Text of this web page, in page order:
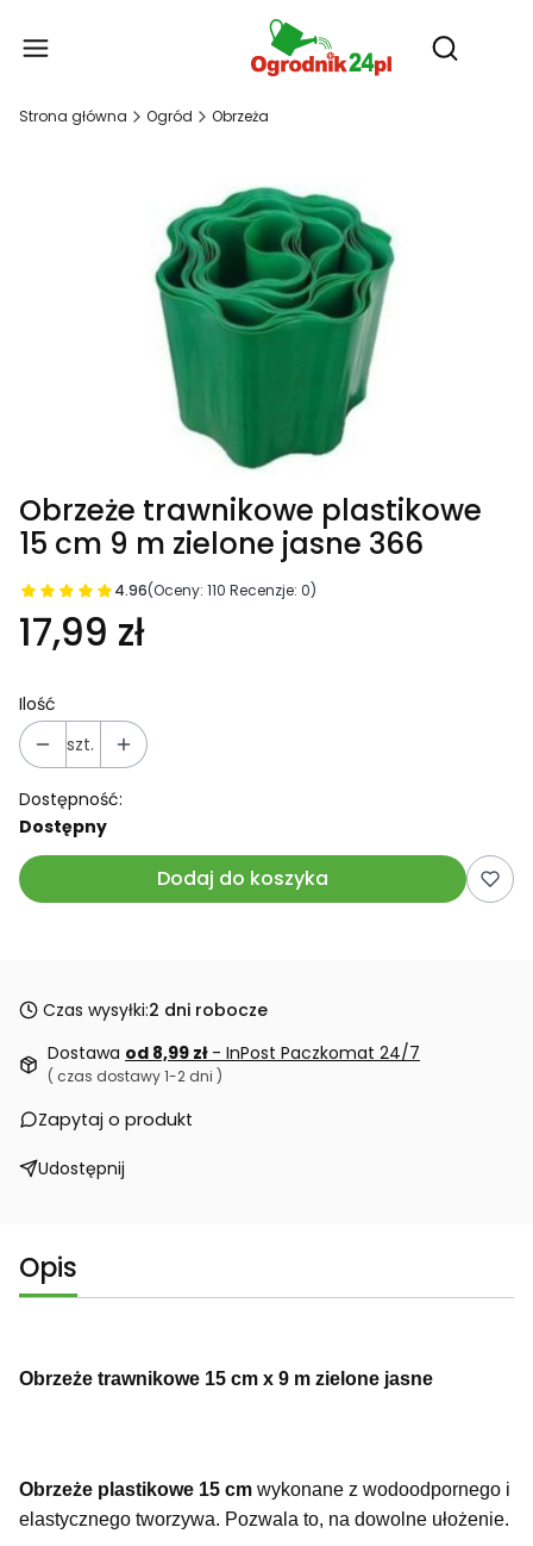
Otwórz
Strona główna Ogród Obrzeża
Obrzeże trawnikowe plastikowe
15 cm 9 m zielone jasne 366
4.96(Oceny: 110 Recenzje: 0)
17,99 zł
Ilość
szt.
Dostępność:
Dostępny
Dodaj do koszyka
Czas wysyłki:2 dni robocze
Dostawa od 8,99 zł - InPost Paczkomat 24/7
( czas dostawy 1-2 dni )
Zapytaj o produkt
Udostępnij
Opis
Obrzeże trawnikowe 15 cm x 9 m zielone jasne
Obrzeże plastikowe 15 cm wykonane z wodoodpornego i
elastycznego tworzywa. Pozwala to, na dowolne ułożenie.